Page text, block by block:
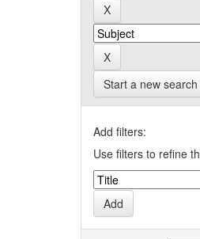
Start a new search
Add filters:
Use filters to refine